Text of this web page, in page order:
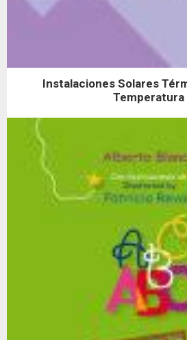
Instalaciones Solares
Temperatura